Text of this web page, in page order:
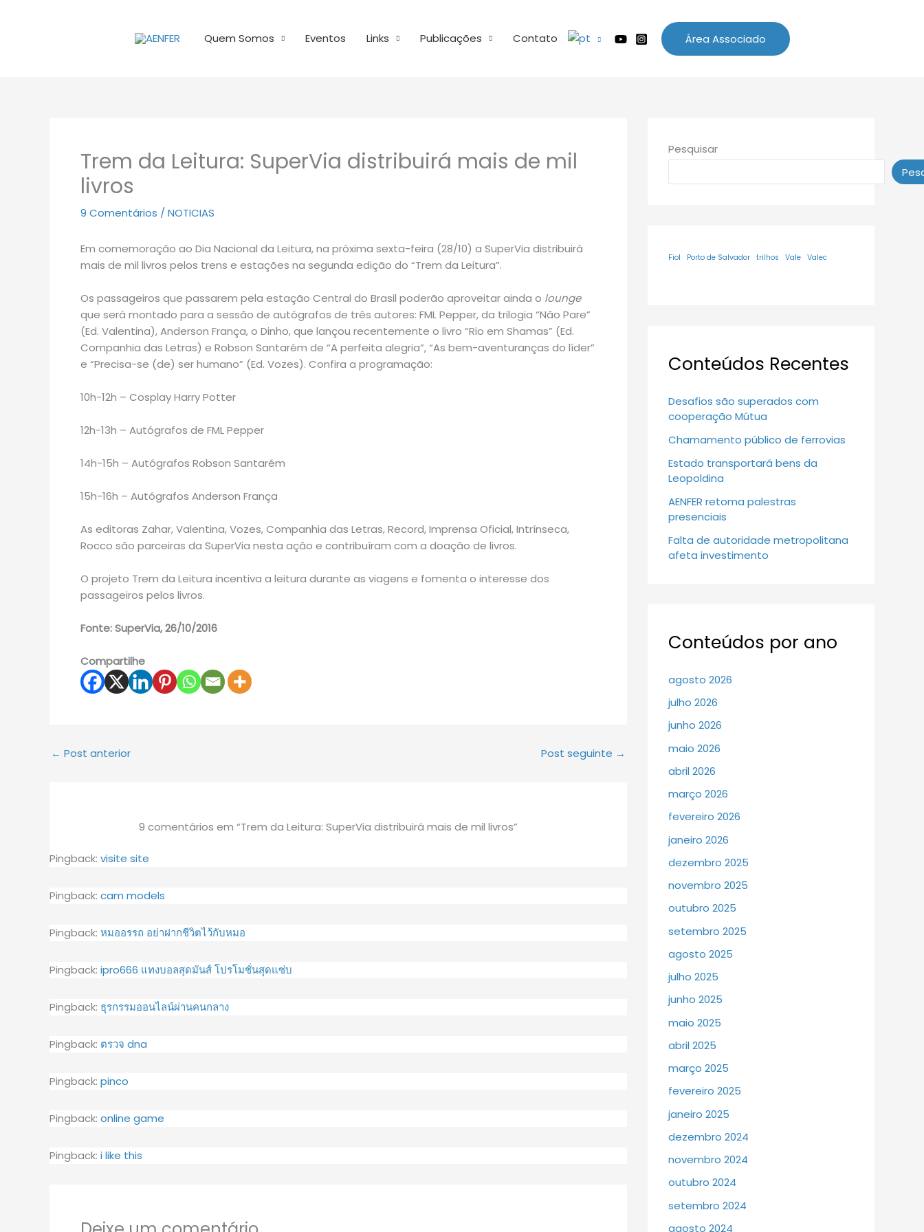
Quem Somos Eventos Links Publicações Contato Área Associado
Trem da Leitura: SuperVia distribuirá mais de mil
livros
9 Comentários / NOTICIAS
Em comemoração ao Dia Nacional da Leitura, na próxima sexta-feira (28/10) a SuperVia distribuirá
mais de mil livros pelos trens e estações na segunda edição do “Trem da Leitura”.
Os passageiros que passarem pela estação Central do Brasil poderão aproveitar ainda o lounge
que será montado para a sessão de autógrafos de três autores: FML Pepper, da trilogia “Não Pare”
(Ed. Valentina), Anderson França, o Dinho, que lançou recentemente o livro “Rio em Shamas” (Ed.
Companhia das Letras) e Robson Santarém de “A perfeita alegria”, “As bem-aventuranças do líder”
e “Precisa-se (de) ser humano” (Ed. Vozes). Confira a programação:
10h-12h – Cosplay Harry Potter
12h-13h – Autógrafos de FML Pepper
14h-15h – Autógrafos Robson Santarém
15h-16h – Autógrafos Anderson França
As editoras Zahar, Valentina, Vozes, Companhia das Letras, Record, Imprensa Oficial, Intrínseca,
Rocco são parceiras da SuperVia nesta ação e contribuíram com a doação de livros.
O projeto Trem da Leitura incentiva a leitura durante as viagens e fomenta o interesse dos
passageiros pelos livros.
Fonte: SuperVia, 26/10/2016
Compartilhe
← Post anterior Post seguinte →
9 comentários em “Trem da Leitura: SuperVia distribuirá mais de mil livros”
Pingback: visite site
Pingback: cam models
Pingback: หมออรรถ อย่าฝากชีวิตไว้กับหมอ
Pingback: ipro666 แทงบอลสุดมันส์ โปรโมชั่นสุดแซ่บ
Pingback: ธุรกรรมออนไลน์ผ่านคนกลาง
Pingback: ตรวจ dna
Pingback: pinco
Pingback: online game
Pingback: i like this
Pesquisar
Fiol Porto de Salvador trilhos Vale Valec
Conteúdos Recentes
Desafios são superados com
cooperação Mútua
Chamamento público de ferrovias
Estado transportará bens da
Leopoldina
AENFER retoma palestras
presenciais
Falta de autoridade metropolitana
afeta investimento
Conteúdos por ano
agosto 2026
julho 2026
junho 2026
maio 2026
abril 2026
março 2026
fevereiro 2026
janeiro 2026
dezembro 2025
novembro 2025
outubro 2025
setembro 2025
agosto 2025
julho 2025
junho 2025
maio 2025
abril 2025
março 2025
fevereiro 2025
janeiro 2025
dezembro 2024
novembro 2024
outubro 2024
setembro 2024
agosto 2024